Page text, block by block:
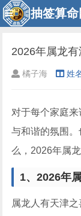
抽签算命
2026年属龙
橘子海 姓
对于每个家庭
与和谐的氛围
么，2026年属
1、2026年
属龙人有天津